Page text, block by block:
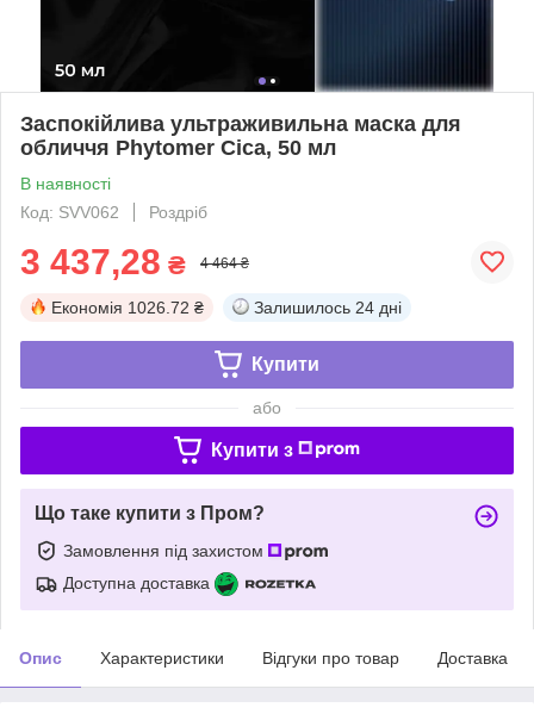
Заспокійлива ультраживильна маска для
обличчя Phytomer Cica, 50 мл
В наявності
Код: SVV062
Роздріб
3 437,28 ₴ 4 464 ₴
Економія 1026.72 ₴ Залишилось 24 дні
Купити
або
Купити з
Що таке купити з Пром?
Замовлення під захистом
Доступна доставка
Опис Характеристики Відгуки про товар Доставка